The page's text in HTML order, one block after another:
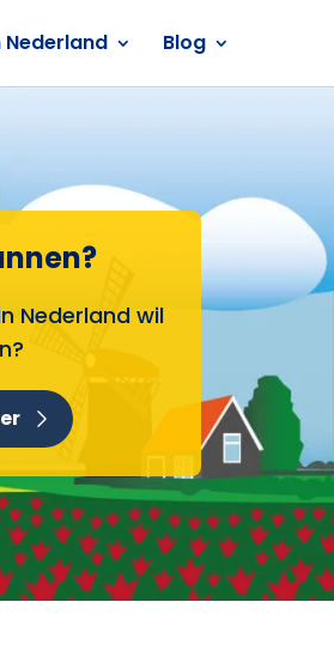
Nederland Blog
Nederland wil